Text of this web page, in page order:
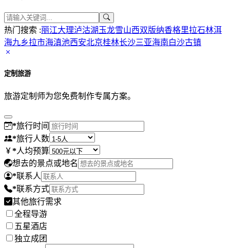
热门搜索 :丽江大理泸沽湖 玉龙雪山西双版纳香格里拉石林洱
海九乡拉市海滇池西安北京桂林长沙三亚海南白沙古镇
定制旅游
旅游定制师为您免费制作专属方案。
*旅行时间
*旅行人数
*人均预算
想去的景点或地名
*联系人
*联系方式
其他旅行需求
全程导游
五星酒店
独立成团